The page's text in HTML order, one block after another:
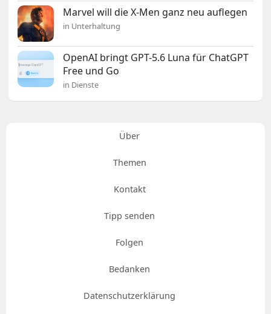
Marvel will die X-Men ganz neu auflegen
in Unterhaltung
OpenAI bringt GPT-5.6 Luna für ChatGPT
Free und Go
in Dienste
Über
Themen
Kontakt
Tipp senden
Folgen
Bedanken
Datenschutzerklärung